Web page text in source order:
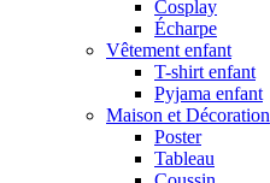
Cosplay
Écharpe
Vêtement enfant
T-shirt enfant
Pyjama enfant
Maison et Décoration
Poster
Tableau